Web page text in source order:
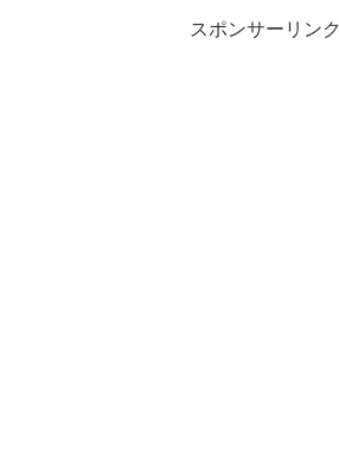
スポンサーリンク